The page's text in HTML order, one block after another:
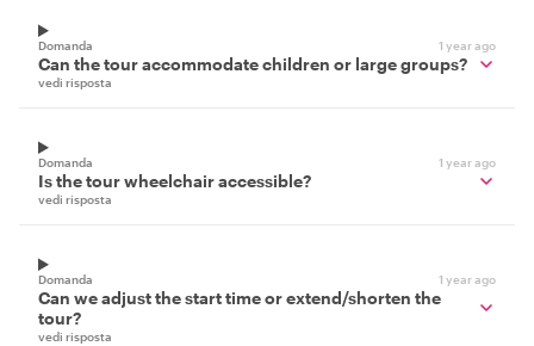
Domanda 1 year ago
Can the tour accommodate children or large groups?
vedi risposta
Domanda 1 year ago
Is the tour wheelchair accessible?
vedi risposta
Domanda 1 year ago
Can we adjust the start time or extend/shorten the
tour?
vedi risposta